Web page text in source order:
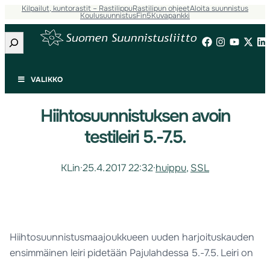
Kilpailut, kuntorastit – RastilippuRastilipun ohjeetAloita suunnistus
KoulusuunnistusFin5Kuvapankki
Etsi
VALIKKO
Hiihtosuunnistuksen avoin
testileiri 5.-7.5.
KLin·25.4.2017 22:32·huippu, SSL
Hiihtosuunnistusmaajoukkueen uuden harjoituskauden
ensimmäinen leiri pidetään Pajulahdessa 5.-7.5. Leiri on